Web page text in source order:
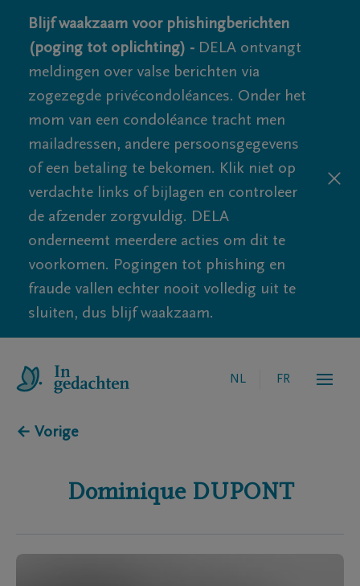
Blijf waakzaam voor phishingberichten
(poging tot oplichting) - DELA ontvangt
meldingen over valse berichten via
zogezegde privécondoléances. Onder het
mom van een condoléance tracht men
mailadressen, andere persoonsgegevens
of een betaling te bekomen. Klik niet op
verdachte links of bijlagen en controleer
de afzender zorgvuldig. DELA
onderneemt meerdere acties om dit te
voorkomen. Pogingen tot phishing en
fraude vallen echter nooit volledig uit te
sluiten, dus blijf waakzaam.
NL FR
← Vorige
Dominique DUPONT